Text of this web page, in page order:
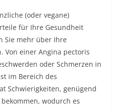
(oder vegane)
für Ihre Gesundheit
Sie mehr über Ihre
Von einer Angina pectoris
oder Schmerzen in
im Bereich des
Schwierigkeiten, genügend
wodurch es